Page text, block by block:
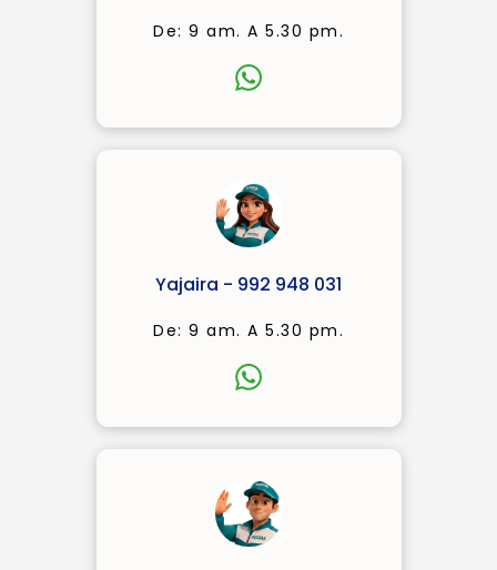
De: 9 am. A 5.30 pm.
Yajaira - 992 948 031
De: 9 am. A 5.30 pm.